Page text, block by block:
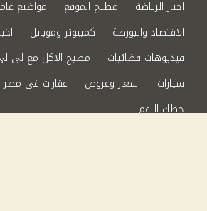
اخبار الرياضة
مطبخ الموقع
مواضيع
الاقتصاد والبورصة
كمبيوتر وموبايل
فيديوهات فضائيات
مطبخ الاكل مع لى
سيارات
اسعار وعروض عقارات في مصر
حظك اليوم